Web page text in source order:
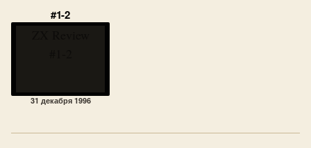
#1-2
31 декабря 1996